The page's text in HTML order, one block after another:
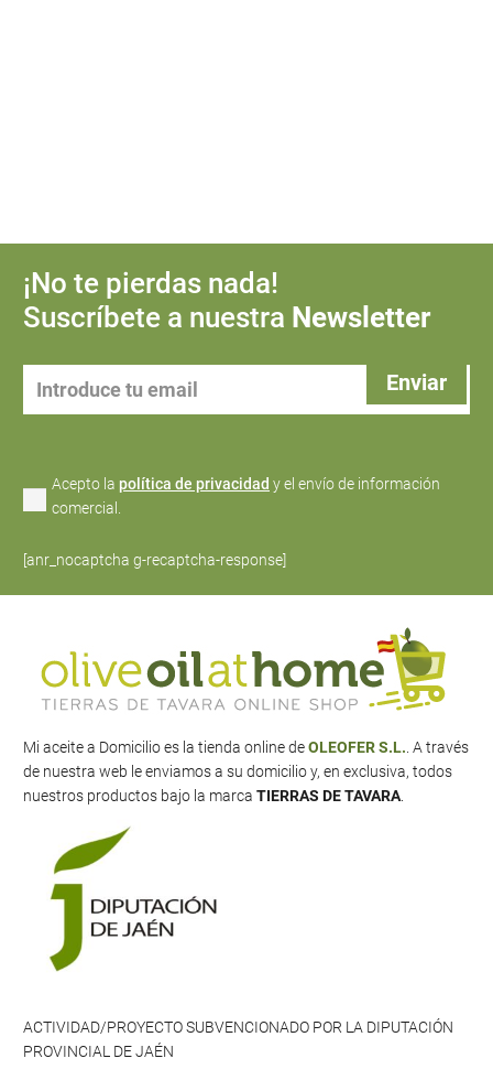
¡No te pierdas nada!
Suscríbete a nuestra Newsletter
Acepto la política de privacidad y el envío de información
comercial.
[anr_nocaptcha g-recaptcha-response]
Mi aceite a Domicilio es la tienda online deOLEOFER S.L. . A través
de nuestra web le enviamos a su domicilio y, en exclusiva, todos
nuestros productos bajo la marca TIERRAS DE TAVARA
ACTIVIDAD/PROYECTO SUBVENCIONADO POR LA DIPUTACIÓN
PROVINCIAL DE JAÉN